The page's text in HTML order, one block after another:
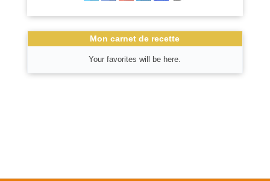
Mon carnet de recette
Your favorites will be here.